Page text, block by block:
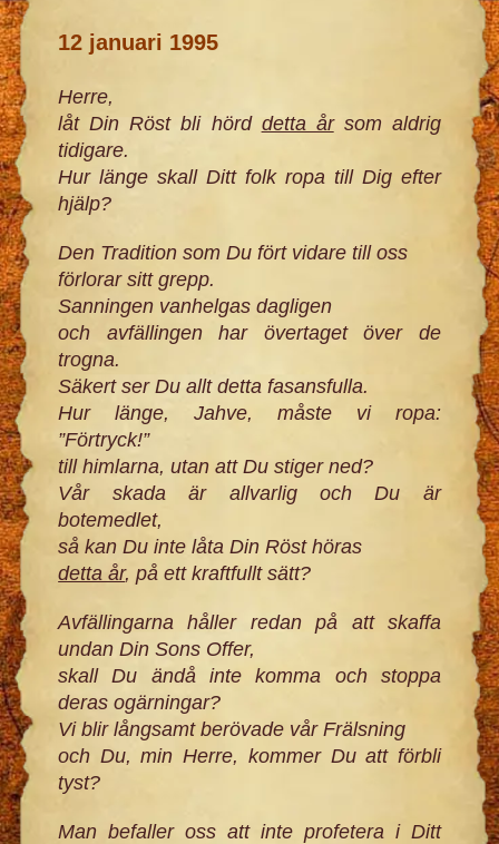
12 januari 1995
Herre,
låt Din Röst bli hörd detta årsom aldrig
tidigare.
Hur länge skall Ditt folk ropa till Dig efter
hjälp?
Den Tradition som Du fört vidare till oss
förlorar sitt grepp.
Sanningen vanhelgas dagligen
och avfällingen har övertaget över de
trogna.
Säkert ser Du allt detta fasansfulla.
Hur länge, Jahve, måste vi ropa:
”Förtryck!”
till himlarna, utan att Du stiger ned?
Vår skada är allvarlig och Du är
botemedlet,
så kan Du inte låta Din Röst höras
detta år, på ett kraftfullt sätt?
Avfällingarna håller redan på att skaffa
undan Din Sons Offer,
skall Du ändå inte komma och stoppa
deras ogärningar?
Vi blir långsamt berövade vår Frälsning
och Du, min Herre, kommer Du att förbli
tyst?
Man befaller oss att inte profetera i Ditt